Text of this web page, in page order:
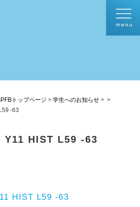
トップページ > 学生へのお知らせ > >
-63
Y11 HIST L59 -63
HIST L59 -63